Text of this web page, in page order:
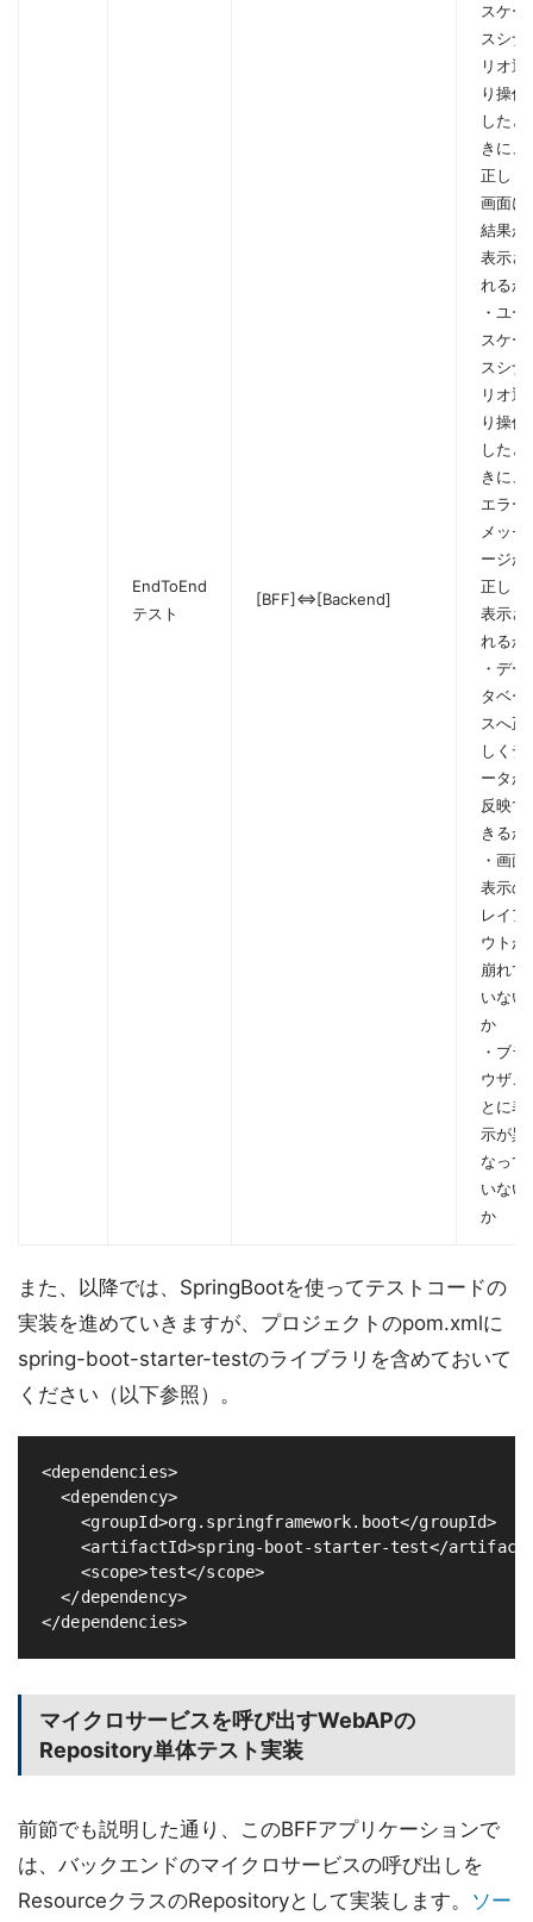
EndToEnd
テスト
[BFF]⇔[Backend]
スケー
スシナ
リオ通
り操作
したと
きに、
正しく
画面に
結果が
表示さ
れるか
・ユー
スケー
スシナ
リオ通
り操作
したと
きに、
エラー
メッセ
ージが
正しく
表示さ
れるか
・デー
タベー
スへ正
しくデ
ータが
反映で
きるか
・画面
表示の
レイア
ウトが
崩れて
いない
か
・ブラ
ウザご
とに表
示が異
なって
いない
か
また、以降では、SpringBootを使ってテストコードの
実装を進めていきますが、プロジェクトのpom.xmlに
spring-boot-starter-testのライブラリを含めておいて
ください（以下参照）。
<dependencies>
  <dependency>
    <groupId>org.springframework.boot</groupId>
<artifactId>spring-boot-starter-test</
    <scope>test</scope>
  </dependency>
マイクロサービスを呼び出すWebAPの
Repository単体テスト実装
前節でも説明した通り、このBFFアプリケーションで
は、バックエンドのマイクロサービスの呼び出しを
ResourceクラスのRepositoryとして実装します。 ソー